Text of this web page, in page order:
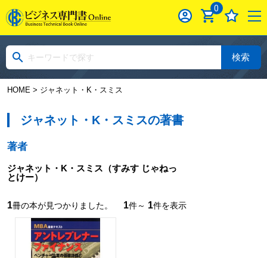
0
検索
HOME> ジャネット・K・スミス
ジャネット・K・スミスの著書
著者
ジャネット・K・スミス （すみす じゃねっ
とけー）
1冊の本が見つかりました。 1件～ 1件を表示